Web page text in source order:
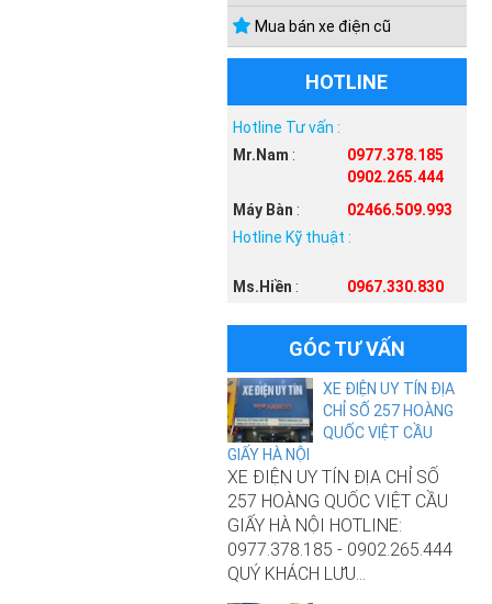
Mua bán xe điện cũ
HOTLINE
Hotline Tư vấn :
Mr.Nam :
0977.378.185
0902.265.444
Máy Bàn :
02466.509.993
Hotline Kỹ thuật :
Ms.Hiền : 0967.330.830
GÓC TƯ VẤN
XE ĐIỆN UY TÍN ĐỊA
CHỈ SỐ 257 HOÀNG
QUỐC VIỆT CẦU
GIẤY HÀ NỘI
XE ĐIỆN UY TÍN ĐỊA CHỈ SỐ
257 HOÀNG QUỐC VIỆT CẦU
GIẤY HÀ NỘI HOTLINE:
0977.378.185 - 0902.265.444
QUÝ KHÁCH LƯU...